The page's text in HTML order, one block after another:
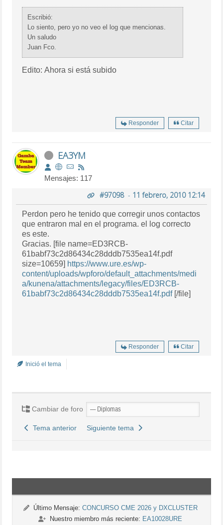
Escribió:
Lo siento, pero yo no veo el log que mencionas.
Un saludo
Juan Fco.
Edito: Ahora si está subido
Responder Citar
EA3YM
Mensajes: 117
#97098- 11 febrero, 2010 12:14
Perdon pero he tenido que corregir unos contactos
que entraron mal en el programa. el log correcto
es este.
Gracias. [file name=ED3RCB-
61babf73c2d86434c28dddb7535ea14f.pdf
size=10659] https://www.ure.es/wp-
content/uploads/wpforo/default_attachments/medi
a/kunena/attachments/legacy/files/ED3RCB-
61babf73c2d86434c28dddb7535ea14f.pdf[/file]
Responder Citar
Inició el tema
Cambiar de foro
Tema anterior Siguiente tema
Último Mensaje: CONCURSO CME 2026 y DXCLUSTER
Nuestro miembro más reciente: EA10028URE